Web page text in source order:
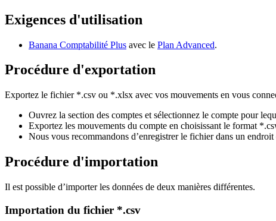
Exigences d'utilisation
Banana Comptabilité Plus avec le Plan Advanced.
Procédure d'exportation
Exportez le fichier *.csv ou *.xlsx avec vos mouvements en vous
Ouvrez la section des comptes et sélectionnez le compte pour
Exportez les mouvements du compte en choisissant le format
Nous vous recommandons d’enregistrer le fichier dans un
Procédure d'importation
Il est possible d’importer les données de deux manières différentes.
Importation du fichier *.csv